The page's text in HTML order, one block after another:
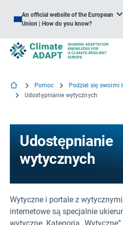
An official website of the European
Union | How do you know?
Pomoc
Podziel się swoimi
Udostępnianie wytycznych
Udostępnianie
wytycznych
Wytyczne i portale z
internetowe są specjalnie